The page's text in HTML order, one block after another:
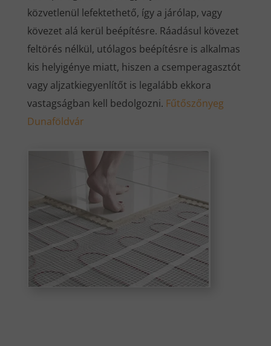
közvetlenül lefektethető, így a járólap, vagy
kövezet alá kerül beépítésre. Ráadásul kövezet
feltörés nélkül, utólagos beépítésre is alkalmas
kis helyigénye miatt, hiszen a csemperagasztót
vagy aljzatkiegyenlítőt is legalább ekkora
vastagságban kell bedolgozni. Fűtőszőnyeg
Dunaföldvár